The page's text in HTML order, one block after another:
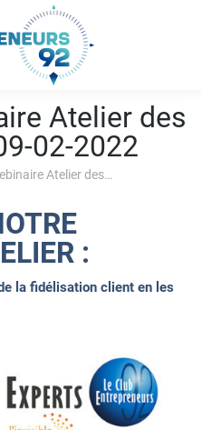
Atelier des
02-2022
Atelier des…
:
la fidélisation client en les